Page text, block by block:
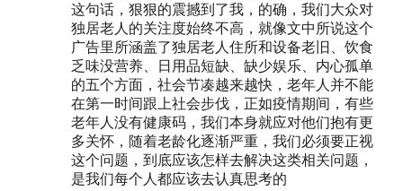
这句话，狠狠的震撼到了我，的确，我们大众对
独居老人的关注度始终不高，就像文中所说这个
广告里所涵盖了独居老人住所和设备老旧、饮食
乏味没营养、日用品短缺、缺少娱乐、内心孤单
的五个方面，社会节凑越来越快，老年人并不能
在第一时间跟上社会步伐，正如疫情期间，有些
老年人没有健康码，我们本身就应对他们抱有更
多关怀，随着老龄化逐渐严重，我们必须要正视
这个问题，到底应该怎样去解决这类相关问题，
是我们每个人都应该去认真思考的